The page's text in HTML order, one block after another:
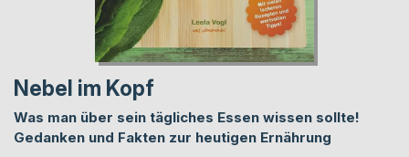
Nebel im Kopf
Was man über sein tägliches Essen wissen sollte!
Gedanken und Fakten zur heutigen Ernährung